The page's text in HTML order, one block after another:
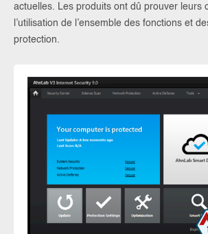
actuelles. Les produits ont dû prouver leurs
l’utilisation de l’ensemble des fonctions et
protection.